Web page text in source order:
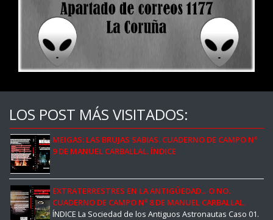
LOS POST MÁS VISITADOS:
MEIGAS: LAS BRUJAS SABIAS. CUADERNO DE CAMPO Nº
9 DE MANUEL CARBALLAL. ÍNDICE
EXTRATERRESTRES EN LA ANTIGÜEDAD... O NO.
CUADERNO DE CAMPO Nº 8 DE MANUEL CARBALLAL.
ÍNDICE La Sociedad de los Antiguos Astronautas Caso 01.